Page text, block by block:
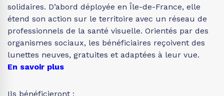
solidaires. D’abord déployée en Île-de-France, elle
étend son action sur le territoire avec un réseau de
professionnels de la santé visuelle. Orientés par des
organismes sociaux, les bénéficiaires reçoivent des
lunettes neuves, gratuites et adaptées à leur vue.
En savoir plus
Ils bénéficieront :